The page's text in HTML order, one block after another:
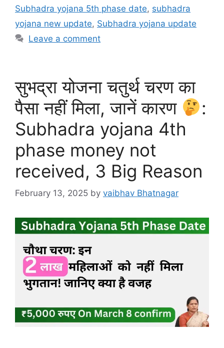
Subhadra yojana 5th phase date, subhadra
yojana new update, Subhadra yojana update
Leave a comment
सुभद्रा योजना चतुर्थ चरण का
पैसा नहीं मिला, जानें कारण
:
Subhadra yojana 4th
phase money not
received, 3 Big Reason
February 13, 2025 by vaibhav Bhatnagar